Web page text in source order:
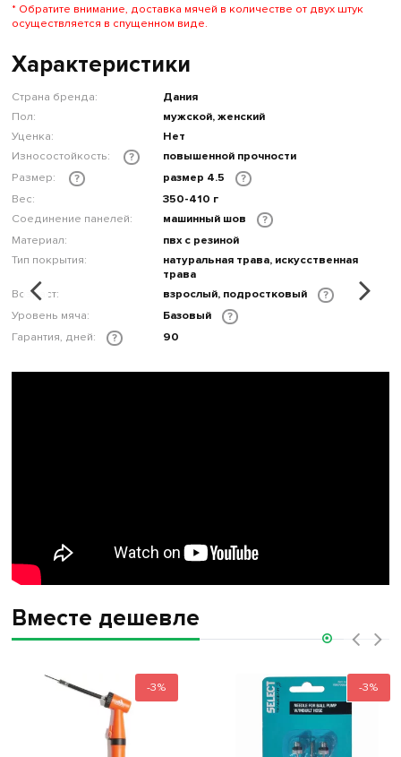
* Обратите внимание, доставка мячей в количестве от двух штук
осуществляется в спущенном виде.
Характеристики
Страна бренда:
Дания
Пол:
мужской, женский
Уценка:
Нет
Износостойкость:
?
повышенной прочности
Размер:
? размер 4.5
?
Вес:
350-410 г
Соединение панелей:
машинный шов
?
Материал:
пвх с резиной
Тип покрытия:
натуральная трава, искусственная
трава
Возраст:
взрослый, подростковый
?
Уровень мяча:
Базовый
?
Гарантия, дней:
? 90
Вместе дешевле
-3% -3%